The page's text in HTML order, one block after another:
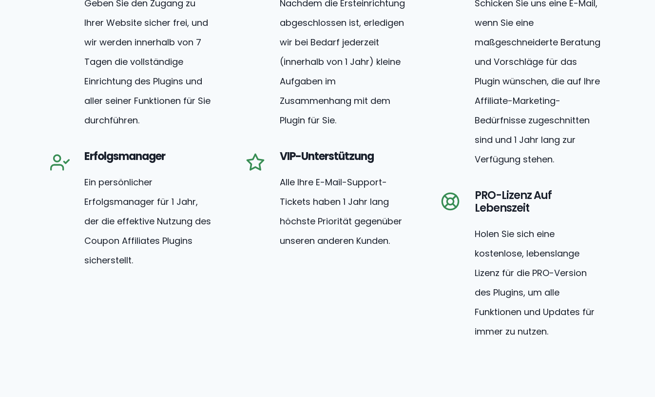
Geben Sie den Zugang zu
Ihrer Website sicher frei, und
wir werden innerhalb von 7
Tagen die vollständige
Einrichtung des Plugins und
aller seiner Funktionen für Sie
durchführen.
Erfolgsmanager
Ein persönlicher
Erfolgsmanager für 1 Jahr,
der die effektive Nutzung des
Coupon Affiliates Plugins
sicherstellt.
Nachdem die Ersteinrichtung
abgeschlossen ist, erledigen
wir bei Bedarf jederzeit
(innerhalb von 1 Jahr) kleine
Aufgaben im
Zusammenhang mit dem
Plugin für Sie.
VIP-Unterstützung
Alle Ihre E-Mail-Support-
Tickets haben 1 Jahr lang
höchste Priorität gegenüber
unseren anderen Kunden.
Schicken Sie uns eine E-Mail,
wenn Sie eine
maßgeschneiderte Beratung
und Vorschläge für das
Plugin wünschen, die auf Ihre
Affiliate-Marketing-
Bedürfnisse zugeschnitten
sind und 1 Jahr lang zur
Verfügung stehen.
PRO-Lizenz Auf
Lebenszeit
Holen Sie sich eine
kostenlose, lebenslange
Lizenz für die PRO-Version
des Plugins, um alle
Funktionen und Updates für
immer zu nutzen.